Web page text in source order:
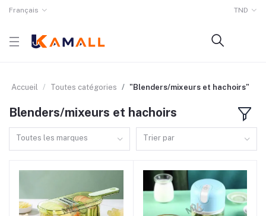
Français TND
Accueil Toutes catégories "Blenders/mixeurs et hachoirs"
Blenders/mixeurs et hachoirs
Toutes les marques Trier par